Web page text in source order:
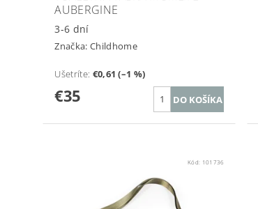
AUBERGINE
3-6 dní
Značka: Childhome
Ušetríte: €0,61 (–1 %)
€35
Kód: 101736